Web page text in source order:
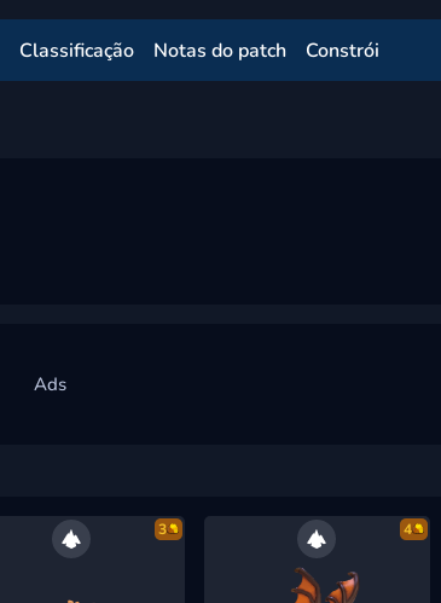
Classificação Notas do patch Constrói
3 4